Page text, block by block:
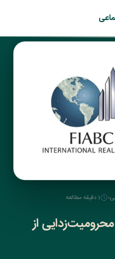
1 دقیقه مطالعه
از